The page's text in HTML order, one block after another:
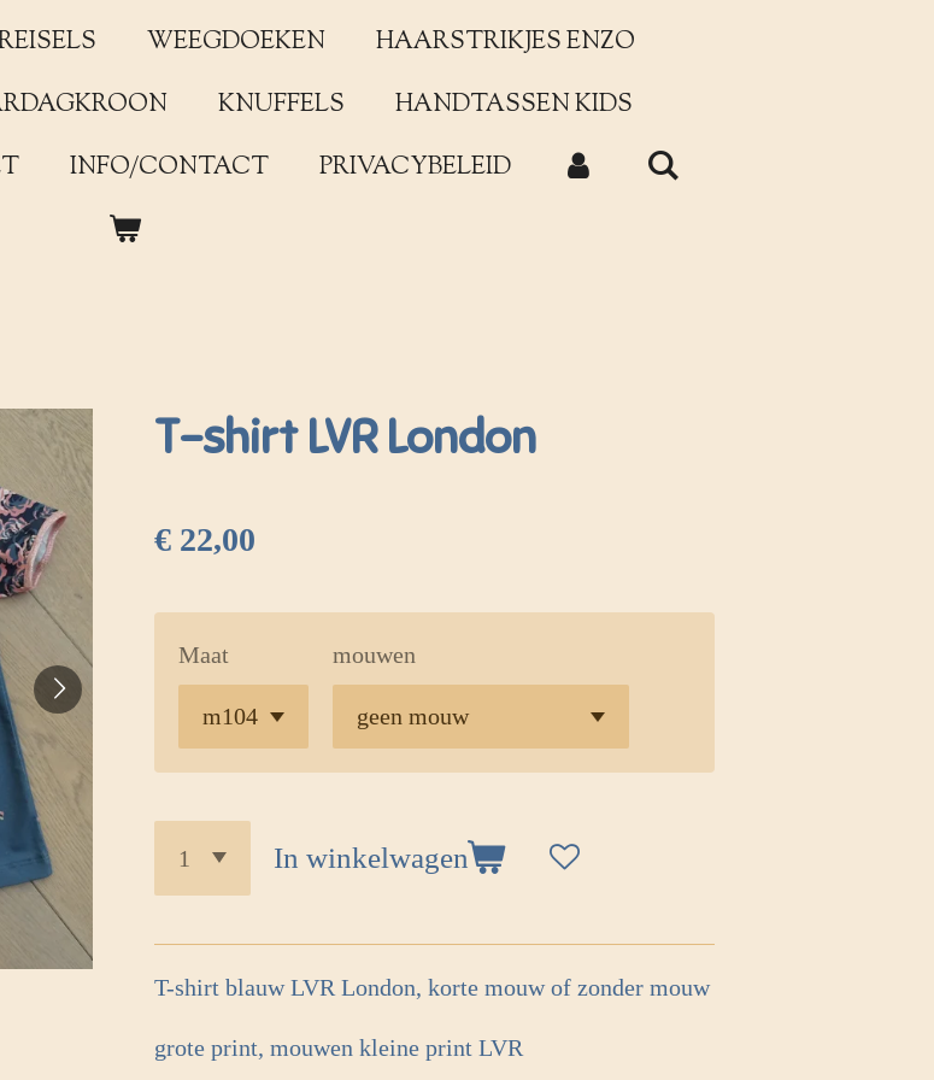
WEEGDOEKEN
HAARSTRIKJES ENZO
KNUFFELS
HANDTASSEN KIDS
INFO/CONTACT PRIVACYBELEID
T-shirt LVR London
€ 22,00
Maat mouwen
In winkelwagen
T-shirt blauw LVR London, korte mouw of zonder mouw
grote print, mouwen kleine print LVR